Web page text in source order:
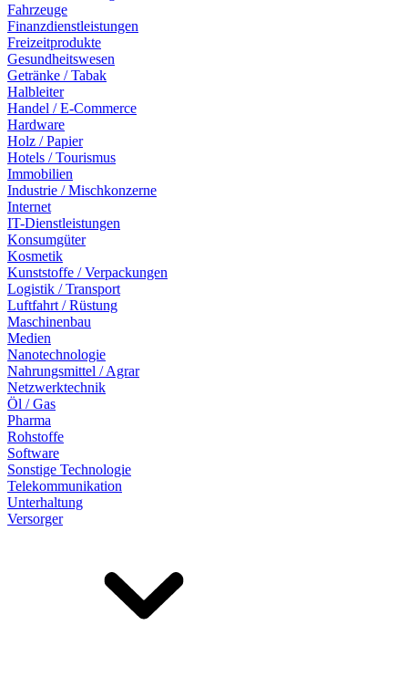
Fahrzeuge
Finanzdienstleistungen
Freizeitprodukte
Gesundheitswesen
Getränke / Tabak
Halbleiter
Handel / E-Commerce
Hardware
Holz / Papier
Hotels / Tourismus
Immobilien
Industrie / Mischkonzerne
Internet
IT-Dienstleistungen
Konsumgüter
Kosmetik
Kunststoffe / Verpackungen
Logistik / Transport
Luftfahrt / Rüstung
Maschinenbau
Medien
Nanotechnologie
Nahrungsmittel / Agrar
Netzwerktechnik
Öl / Gas
Pharma
Rohstoffe
Software
Sonstige Technologie
Telekommunikation
Unterhaltung
Versorger